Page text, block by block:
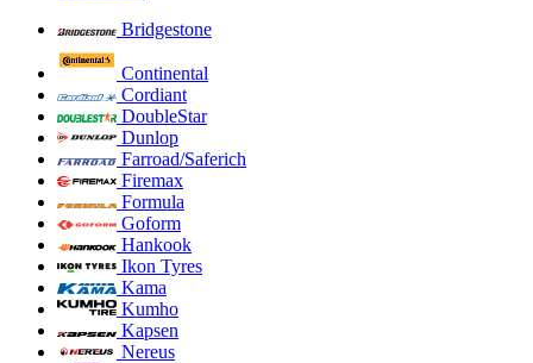
Bridgestone
Continental
Cordiant
DoubleStar
Dunlop
Farroad/Saferich
Firemax
Formula
Goform
Hankook
Ikon Tyres
Kama
Kumho
Kapsen
Nereus